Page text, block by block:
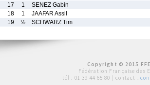
17
1
SENEZ Gabin
18
1
JAAFAR Assil
19
½ SCHWARZ Tim
Copyright © 2015
Fédération Française des
tél : 01 39 44 65 80 | contact :